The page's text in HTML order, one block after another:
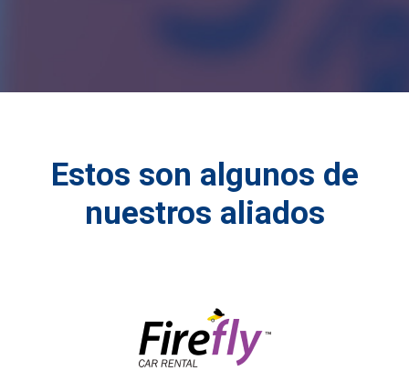
Estos son algunos de
nuestros aliados